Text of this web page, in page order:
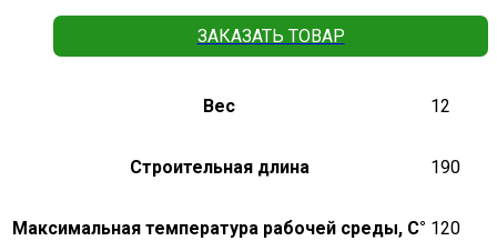
ЗАКАЗАТЬ ТОВАР
Вес 12
Строительная длина 190
Максимальная температура рабочей среды, С° 120